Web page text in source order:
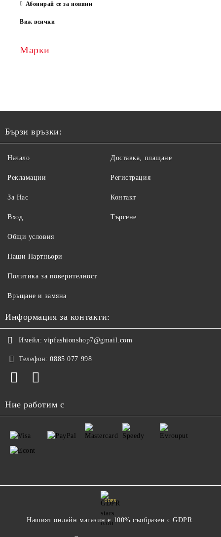
Абонирай се за новини
Виж всички
Марки
Бързи връзки:
Начало
Рекламации
За Нас
Вход
Доставка, плащане
Регистрация
Контакт
Търсене
Общи условия
Наши Партньори
Политика за поверителност
Връщане и замяна
Информация за контакти:
Имейл: vipfashionshop7@gmail.com
Телефон: 0885 077 998
Ние работим с
GDPR
Нашият онлайн магазин е 100% съобразен с GDPR.